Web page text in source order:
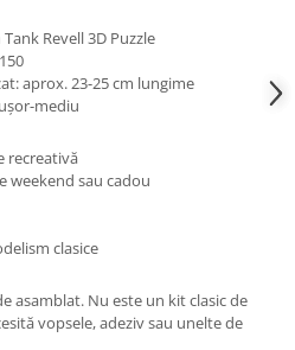
Revell 3D Puzzle
aprox. 23-25 cm lungime
mediu
recreativă
weekend sau cadou
clasice
asamblat. Nu este un kit clasic de
vopsele, adeziv sau unelte de